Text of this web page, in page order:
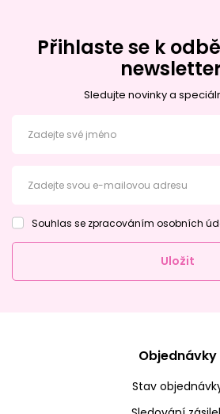
Přihlaste se k
Sledujte novinky a
Zadejte své jméno
Zadejte svou e-mailovou adresu
Souhlas se zpracováním osobních
Uložit
Objednávky
Stav